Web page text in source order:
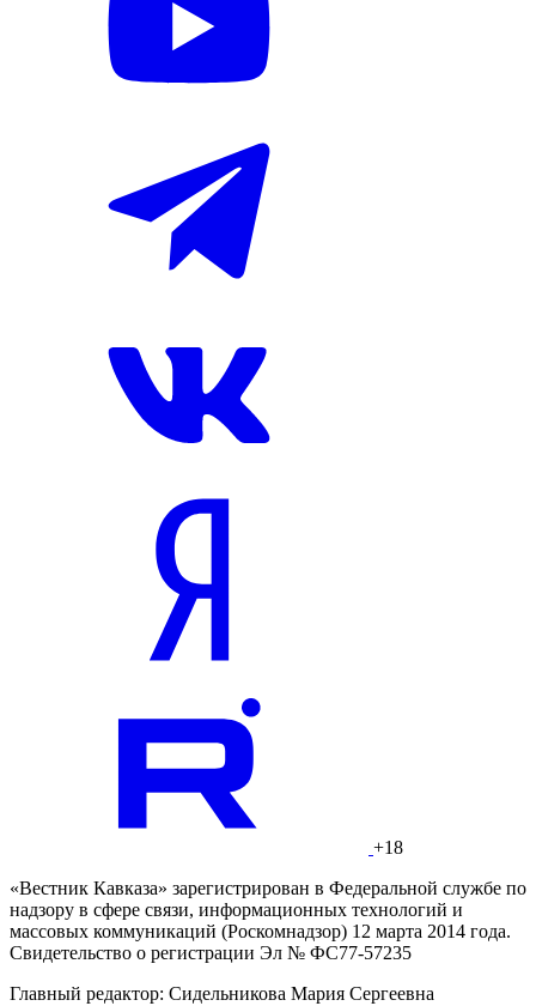
+18
«Вестник Кавказа» зарегистрирован в Федеральной службе по
надзору в сфере связи, информационных технологий и
массовых коммуникаций (Роскомнадзор) 12 марта 2014 года.
Свидетельство о регистрации Эл № ФС77-57235
Главный редактор: Сидельникова Мария Сергеевна